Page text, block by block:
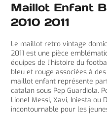
Maillot Enfant
2010 2011
Le maillot retro vintage
2011 est une pièce
équipes de l’histoire du
bleu et rouge associées à
maillot enfant représente
catalan sous Pep Guardiola.
Lionel Messi, Xavi, Iniesta ou
incontournable pour les